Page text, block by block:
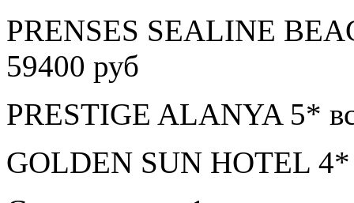
PRENSES SEALINE
59400 руб
PRESTIGE ALANYA 5*
GOLDEN SUN HOTEL 4*